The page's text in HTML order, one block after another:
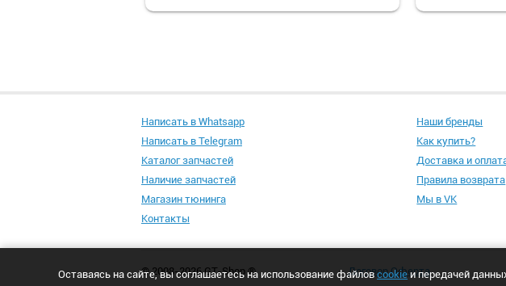
Написать в Whatsapp
Написать в Telegram
Каталог запчастей
Наличие запчастей
Магазин тюнинга
Контакты
Наши бренды
Как купить?
Доставка и
Правила возврата
Мы в VK
© 2008-2026 GT-Shop ®
Договор Оферта
Оставаясь на сайте, вы соглашаетесь на использование файловcookieи передачей